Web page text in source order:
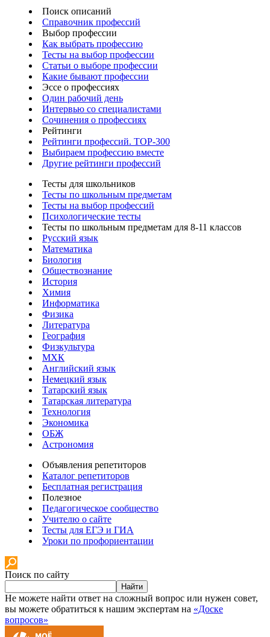
Поиск описаний
Справочник профессий
Выбор профессии
Как выбрать профессию
Тесты на выбор профессии
Статьи о выборе профессии
Какие бывают профессии
Эссе о профессиях
Один рабочий день
Интервью со специалистами
Сочинения о профессиях
Рейтинги
Рейтинги профессий. TOP-300
Выбираем профессию вместе
Другие рейтинги профессий
Тесты для школьников
Тесты по школьным предметам
Тесты на выбор профессий
Психологические тесты
Тесты по школьным предметам для 8-11 классов
Русский язык
Математика
Биология
Обществознание
История
Химия
Информатика
Физика
Литература
География
Физкультура
МХК
Английский язык
Немецкий язык
Татарский язык
Татарская литература
Технология
Экономика
ОБЖ
Астрономия
Объявления репетиторов
Каталог репетиторов
Бесплатная регистрация
Полезное
Педагогическое сообщество
Учителю о сайте
Тесты для ЕГЭ и ГИА
Уроки по профориентации
Поиск по сайту
Найти
Не можете найти ответ на сложный вопрос или нужен совет,
вы можете обратиться к нашим экспертам на «Доске
вопросов»